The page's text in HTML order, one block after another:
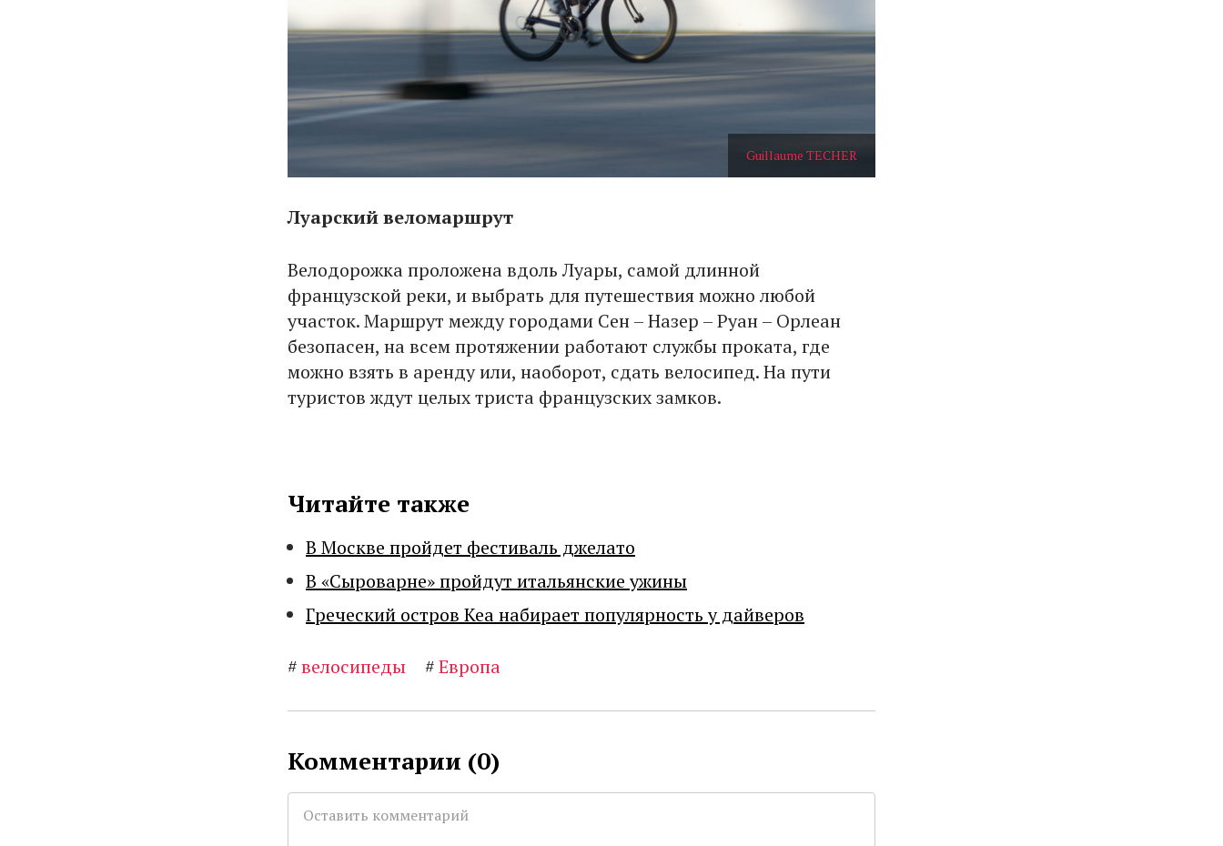
Guillaume TECHER
Луарский веломаршрут
Велодорожка проложена вдоль Луары, самой длинной
французской реки, и выбрать для путешествия можно любой
участок. Маршрут между городами Сен – Назер – Руан – Орлеан
безопасен, на всем протяжении работают службы проката, где
можно взять в аренду или, наоборот, сдать велосипед. На пути
туристов ждут целых триста французских замков.
Читайте также
В Москве пройдет фестиваль джелато
В «Сыроварне» пройдут итальянские ужины
Греческий остров Кеа набирает популярность у дайверов
#велосипеды #Европа
Комментарии (0)